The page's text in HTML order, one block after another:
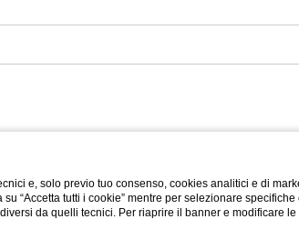
conformemente a quanto
e, solo previo tuo consenso, cookies analitici e di
“Accetta tutti i cookie” mentre per selezionare
da quelli tecnici. Per riaprire il banner e modificare